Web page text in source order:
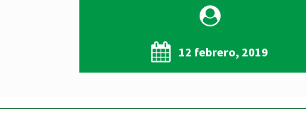
12 febrero, 2019